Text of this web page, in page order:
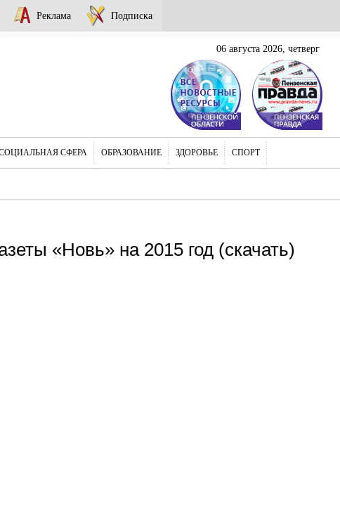
Реклама Подписка
06 августа 2026, четверг
СФЕРА ОБРАЗОВАНИЕ ЗДОРОВЬЕ СПОРТ
«Новь» на 2015 год (скачать)